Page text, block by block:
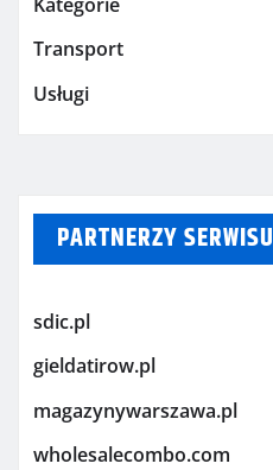
Transport
Usługi
PARTNERZY SERWISU
sdic.pl
gieldatirow.pl
magazynywarszawa.pl
wholesalecombo.com